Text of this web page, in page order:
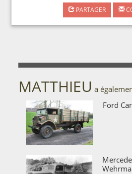
PARTAGER
MATTHIEU a
Ford